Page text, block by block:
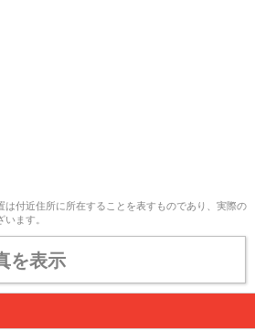
付近住所に所在することを表すものであり、実際の
ます。
を表示